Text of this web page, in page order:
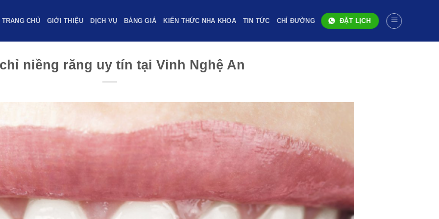
TRANG CHỦ GIỚI THIỆU DỊCH VỤ BẢNG GIÁ KIẾN THỨC NHA KHOA TIN TỨC CHỈ ĐƯỜNG ĐẶT LỊCH
niềng răng uy tín tại Vinh Nghệ An